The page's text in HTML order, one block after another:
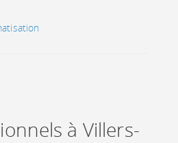
à Villers-